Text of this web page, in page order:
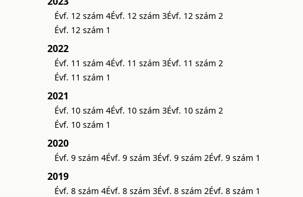
Évf. 12 szám 4Évf. 12 szám 3Évf. 12 szám 2
Évf. 12 szám 1
2022
Évf. 11 szám 4Évf. 11 szám 3Évf. 11 szám 2
Évf. 11 szám 1
2021
Évf. 10 szám 4Évf. 10 szám 3Évf. 10 szám 2
Évf. 10 szám 1
2020
Évf. 9 szám 4Évf. 9 szám 3Évf. 9 szám 2Évf. 9 szám 1
2019
Évf. 8 szám 4Évf. 8 szám 3Évf. 8 szám 2Évf. 8 szám 1